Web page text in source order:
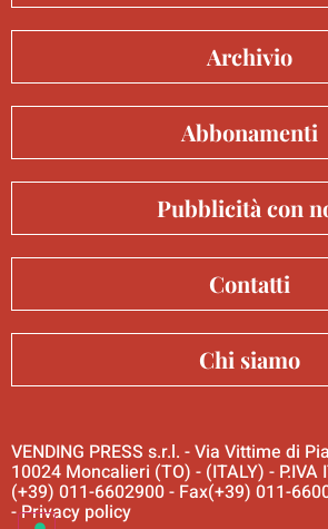
Archivio
Abbonamenti
Pubblicità con
Contatti
Chi siamo
VENDING PRESS s.r.l. - Via Vittime di
10024 Moncalieri (TO) - (ITALY) -
(+39) 011-6602900 - Fax(+39) 011-
-Privacy policy